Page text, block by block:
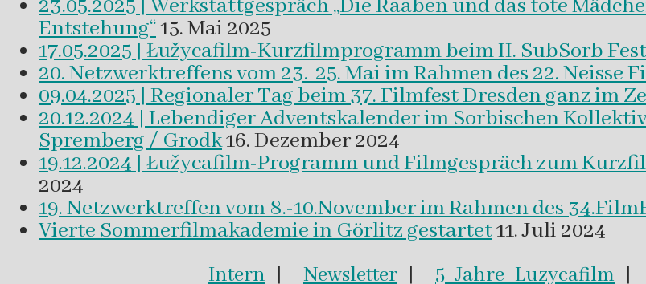
23.05.2025 | Werkstattgespräch „Die Raaben und das tote
Entstehung“15. Mai 2025
17.05.2025 | Łužycafilm-Kurzfilmprogramm beim II. SubSorb
20. Netzwerktreffens vom 23.-25. Mai im Rahmen des 22. Neisse
09.04.2025 | Regionaler Tag beim 37. Filmfest Dresden ganz im
20.12.2024 | Lebendiger Adventskalender im Sorbischen
Spremberg / Grodk16. Dezember 2024
19.12.2024 | Łužycafilm-Programm und Filmgespräch zum
2024
19. Netzwerktreffen vom 8.-10.November im Rahmen des
Vierte Sommerfilmakademie in Görlitz gestartet11. Juli 2024
Intern | Newsletter | 5 Jahre Luzycafilm |